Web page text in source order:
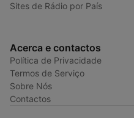
Sites de Rádio por País
Acerca e contactos
Política de Privacidade
Termos de Serviço
Sobre Nós
Contactos